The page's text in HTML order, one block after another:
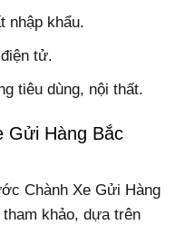
nhập khẩu.
tử.
tiêu dùng, nội thất.
Gửi Hàng Bắc
Chành Xe Gửi Hàng
khảo, dựa trên